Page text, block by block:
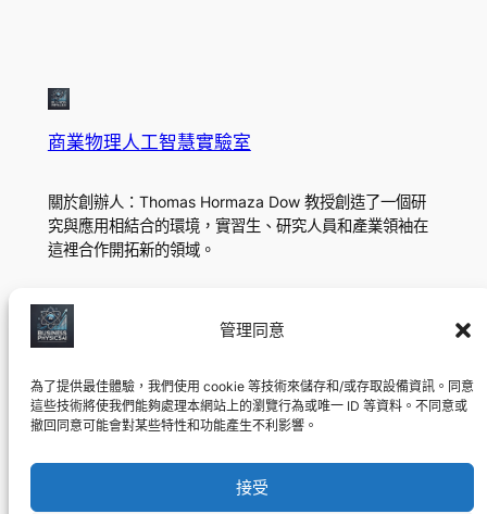
管理同意
為了提供最佳體驗，我們使用 cookie 等技術來儲存和/或存取設備資訊。同意
這些技術將使我們能夠處理本網站上的瀏覽行為或唯一 ID 等資料。不同意或
撤回同意可能會對某些特性和功能產生不利影響。
接受
商業物理人工智慧實驗室
關於創辦人：Thomas Hormaza Dow 教授創造了一個研
究與應用相結合的環境，實習生、研究人員和產業領袖在
這裡合作開拓新的領域。
關於
團隊
魁北克蒙特婁人工智慧實驗室
隱私權政策
聯絡我們
©2025年，商業物理人工智慧實驗室。自 2024 年起在加
拿大蒙特婁開展教育和研究業務